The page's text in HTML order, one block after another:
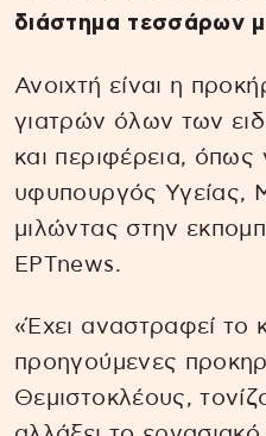
διάστημα τεσσάρων
Ανοιχτή είναι η
γιατρών όλων των
και περιφέρεια,
υφυπουργός Υγείας,
μιλώντας στην
ΕΡΤnews.
«Έχει αναστραφεί το
προηγούμενες
Θεμιστοκλέους,